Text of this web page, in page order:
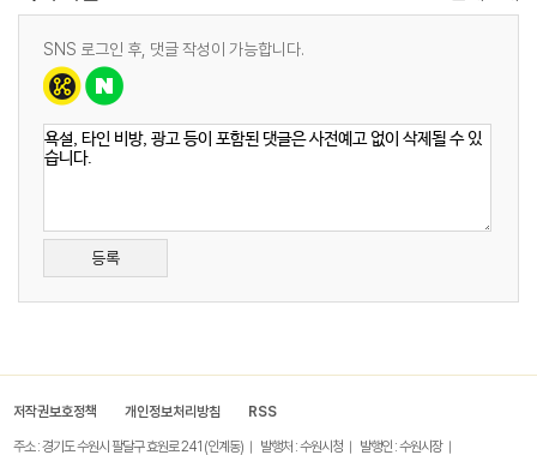
SNS 로그인 후, 댓글 작성이 가능합니다.
등록
저작권보호정책 개인정보처리방침 RSS
주소 : 경기도 수원시 팔달구 효원로 241 (인계동) 발행처 : 수원시청 발행인 : 수원시장